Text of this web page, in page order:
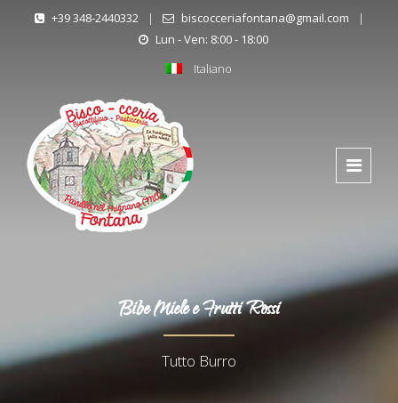
+39 348-2440332 | biscocceriafontana@gmail.com
|
Lun - Ven: 8:00 - 18:00
Italiano
Bibe Miele e Frutti Rossi
Tutto Burro